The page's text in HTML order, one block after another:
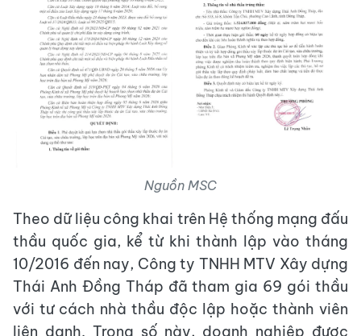
Nguồn MSC
Theo dữ liệu công khai trên Hệ thống mạng đấu
thầu quốc gia, kể từ khi thành lập vào tháng
10/2016 đến nay, Công ty TNHH MTV Xây dựng
Thái Anh Đồng Tháp đã tham gia 69 gói thầu
với tư cách nhà thầu độc lập hoặc thành viên
liên danh. Trong số này, doanh nghiệp được